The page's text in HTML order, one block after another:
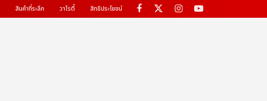
สินค้าที่ระลึก วาไรตี้ สิทธิประโยชน์